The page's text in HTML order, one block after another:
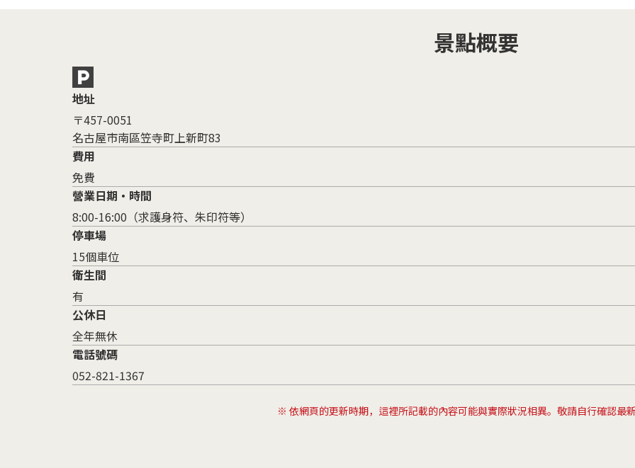
景點概要
地址
〒457-0051
名古屋市南區笠寺町上新町83
費用
免費
營業日期・時間
8:00-16:00（求護身符、朱印符等）
停車場
15個車位
衛生間
有
公休日
全年無休
電話號碼
052-821-1367
※ 依網頁的更新時期，這裡所記載的內容可能與實際狀況相異。敬請自行確認最新